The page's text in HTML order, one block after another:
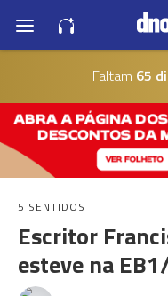
Faltam 65
5 SENTIDOS
Escritor
esteve na